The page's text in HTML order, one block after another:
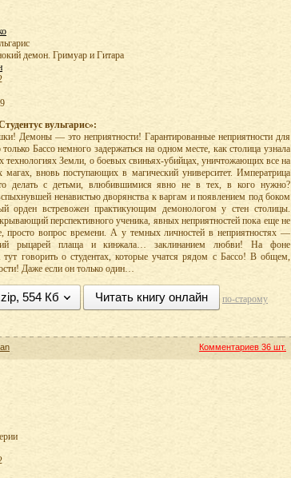
демон. Гримуар и Гитара
вульгарис»:
Демоны — это неприятности! Гарантированные неприятности для
Бассо немного задержаться на одном месте, как столица узнала
технологиях Земли, о боевых свиньях-убийцах, уничтожающих все на
вновь поступающих в магический университет. Императрица
делать с детьми, влюбившимися явно не в тех, в кого нужно?
ненавистью дворянства к варгам и появлением под боком
орден встревожен практикующим демонологом у стен столицы.
перспективного ученика, явных неприятностей пока еще не
просто вопрос времени. А у темных личностей в неприятностях —
рыцарей плаща и кинжала… заклинанием любви! На фоне
говорить о студентах, которые учатся рядом с Бассо! В общем,
Даже если он только один…
554 Кб Читать книгу онлайн по-старому
Комментариев 36 шт.